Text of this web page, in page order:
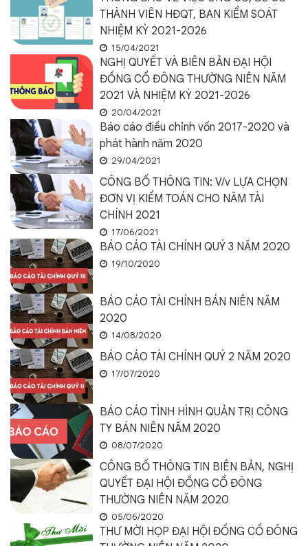
THÀNH VIÊN HĐQT, BAN KIỂM SOÁT
NHIỆM KỲ 2021-2026
15/04/2021
NGHỊ QUYẾT VÀ BIÊN BẢN ĐẠI HỘI
ĐỒNG CỔ ĐÔNG THƯỜNG NIÊN NĂM
2021 VÀ NHIỆM KỲ 2021-2026
20/04/2021
Báo cáo điều chỉnh vốn 2017-2020 và
phát hành năm 2020
29/04/2021
CÔNG BỐ THÔNG TIN: V/v LỰA CHỌN
ĐƠN VỊ KIỂM TOÁN CHO NĂM TÀI
CHÍNH 2021
17/06/2021
BÁO CÁO TÀI CHÍNH QUÝ 3 NĂM 2020
19/10/2020
BÁO CÁO TÀI CHÍNH BÁN NIÊN NĂM
2020
14/08/2020
BÁO CÁO TÀI CHÍNH QUÝ 2 NĂM 2020
17/07/2020
BÁO CÁO TÌNH HÌNH QUẢN TRỊ CÔNG
TY BÁN NIÊN NĂM 2020
08/07/2020
CÔNG BỐ THÔNG TIN BIÊN BẢN, NGHỊ
QUYẾT ĐẠI HỘI ĐỒNG CỔ ĐÔNG
THƯỜNG NIÊN NĂM 2020
05/06/2020
THƯ MỜI HỌP ĐẠI HỘI ĐỒNG CỔ ĐÔNG